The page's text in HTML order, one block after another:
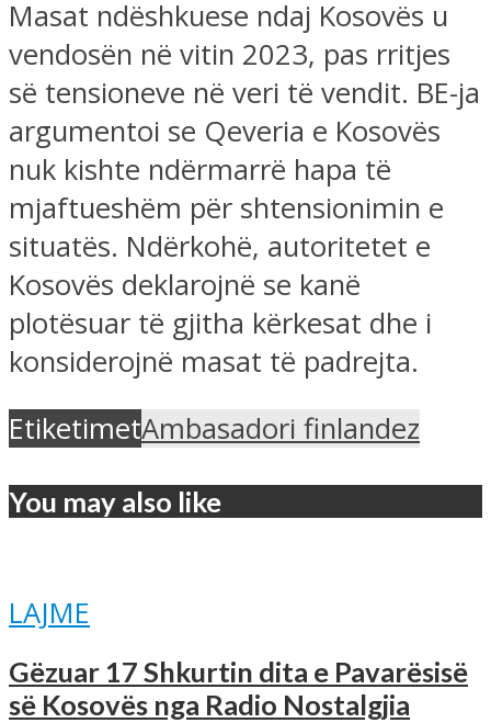
Masat ndëshkuese ndaj Kosovës u
vendosën në vitin 2023, pas rritjes
së tensioneve në veri të vendit. BE-ja
argumentoi se Qeveria e Kosovës
nuk kishte ndërmarrë hapa të
mjaftueshëm për shtensionimin e
situatës. Ndërkohë, autoritetet e
Kosovës deklarojnë se kanë
plotësuar të gjitha kërkesat dhe i
konsiderojnë masat të padrejta.
EtiketimetAmbasadori finlandez
You may also like
LAJME
Gëzuar 17 Shkurtin dita e Pavarësisë
së Kosovës nga Radio Nostalgjia